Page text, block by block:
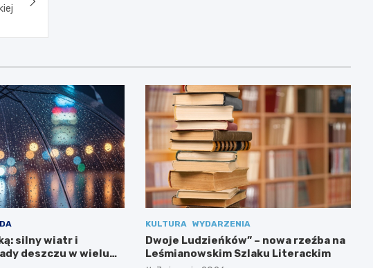
silny wiatr i
deszczu w wielu
KULTURA WYDARZENIA
Dwoje Ludzieńków” – nowa rzeźba na
Leśmianowskim Szlaku Literackim